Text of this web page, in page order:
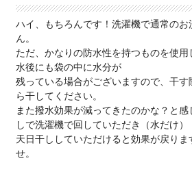
ハイ、もちろんです！洗濯機で通常の
ん。
ただ、かなりの防水性を持つものを使
水後にも袋の中に水分が
残っている場合がございますので、干
ら干してください。
また撥水効果が減ってきたのかな？と
しで洗濯機で回していただき（水だけ）
天日干ししていただけると効果が戻りま
せ。